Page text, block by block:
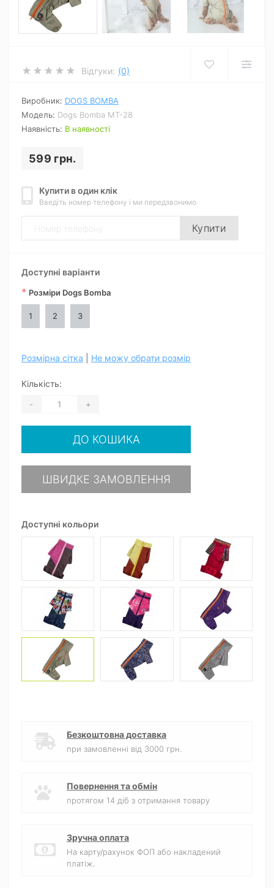
Відгуки: (0)
Виробник: DOGS BOMBA
Модель: Dogs Bomba MT-28
Наявність: В наявності
599 грн.
Купити в один клік
Введіть номер телефону і ми передзвонимо
Купити
Доступні кольори
Доступні варіанти
* Розміри Dogs Bomba
1 2 3
Розмірна сітка Не можу обрати розмір
Кількість:
- +
ДО КОШИКА
ШВИДКЕ ЗАМОВЛЕННЯ
Безкоштовна доставка
при замовленні від 3000 грн.
Повернення та обмін
протягом 14 діб з отримання товару
Зручна оплата
На карту/рахунок ФОП або накладений
платіж.